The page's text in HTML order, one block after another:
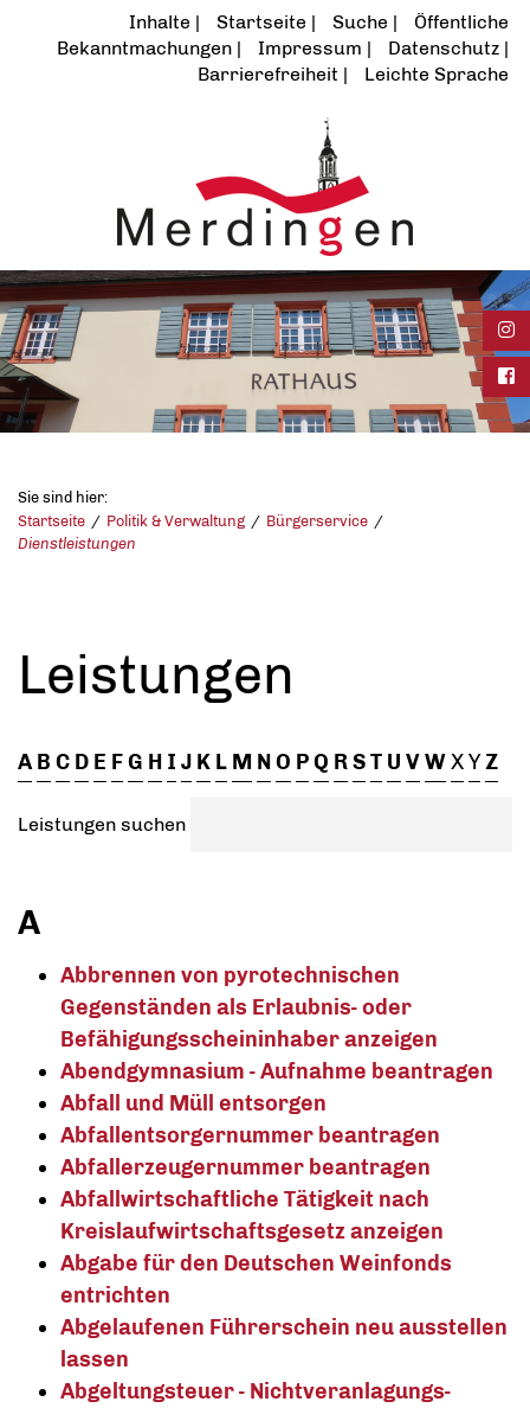
Inhalte Startseite Suche
Öffentliche
Bekanntmachungen
Impressum
Datenschutz
Barrierefreiheit
Leichte Sprache
Sie sind hier:
Startseite
Politik & Verwaltung
Bürgerservice
Dienstleistungen
Leistungen
A B C D E FG H I J K L M NO PQ RST U VWXYZ
Leistungen suchen
A
Abbrennen von pyrotechnischen
Gegenständen als Erlaubnis- oder
Befähigungsscheininhaber anzeigen
Abendgymnasium - Aufnahme beantragen
Abfall und Müll entsorgen
Abfallentsorgernummer beantragen
Abfallerzeugernummer beantragen
Abfallwirtschaftliche Tätigkeit nach
Kreislaufwirtschaftsgesetz anzeigen
Abgabe für den Deutschen Weinfonds
entrichten
Abgelaufenen Führerschein neu ausstellen
lassen
Abgeltungsteuer - Nichtveranlagungs-